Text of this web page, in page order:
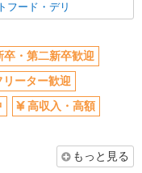
フード・デリ
卒・第二新卒歓迎
リーター歓迎
高収入・高額
もっと見る